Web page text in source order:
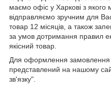
маємо офіс у Харкові з якого
відправляємо зручним для
товар 12 місяців, а також
за умов дотримання правил
якісний товар.
Для оформлення замовлення
представлений на нашому
зв'язку".